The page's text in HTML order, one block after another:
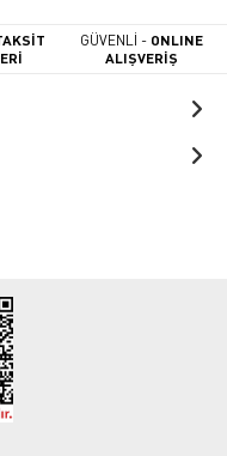
GÜVENLİ - ONLINE
ALIŞVERİŞ